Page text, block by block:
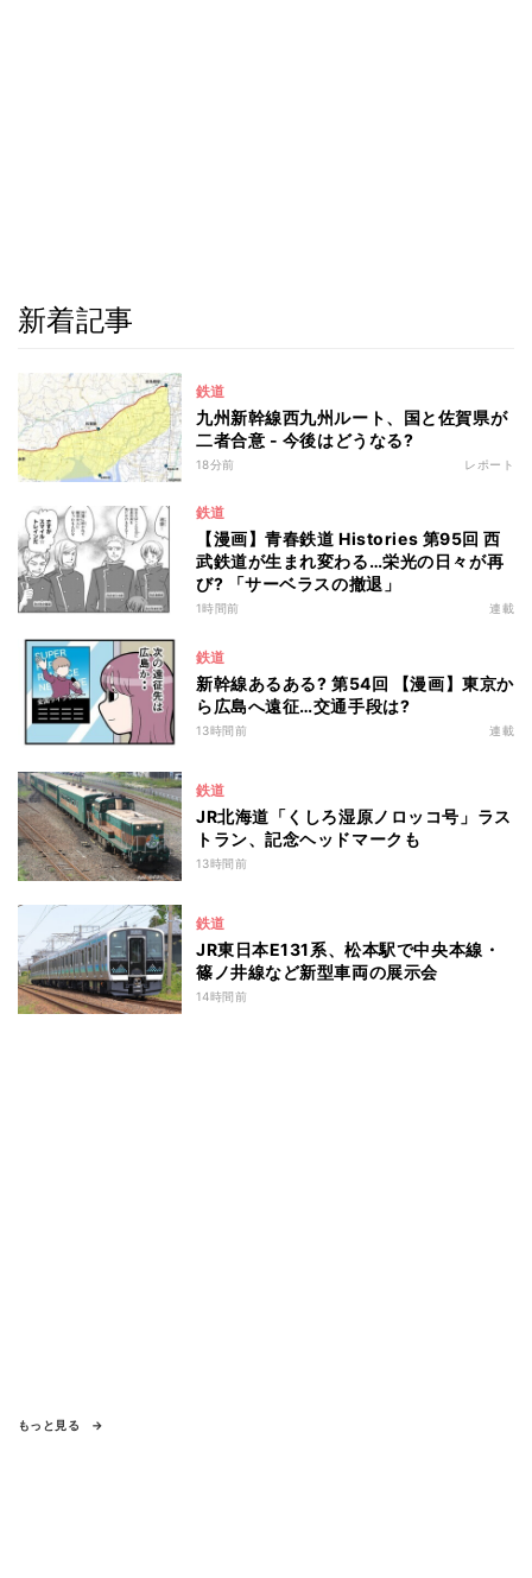
新着記事
鉄道
九州新幹線西九州ルート、国と佐賀県が
二者合意 - 今後はどうなる?
18分前 レポート
鉄道
【漫画】青春鉄道 Histories 第95回 西
武鉄道が生まれ変わる…栄光の日々が再
び? 「サーベラスの撤退」
1時間前 連載
鉄道
新幹線あるある? 第54回 【漫画】東京か
ら広島へ遠征…交通手段は?
13時間前 連載
鉄道
JR北海道「くしろ湿原ノロッコ号」ラス
トラン、記念ヘッドマークも
13時間前
鉄道
JR東日本E131系、松本駅で中央本線・
篠ノ井線など新型車両の展示会
14時間前
もっと見る